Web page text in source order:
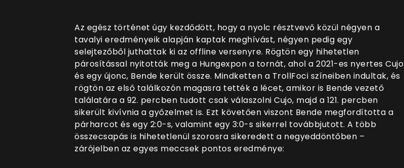
Az egész történet úgy kezdődött, hogy a nyolc résztvevő közül négyen a
tavalyi eredményeik alapján kaptak meghívást, négyen pedig egy
selejtezőből juthattak ki az offline versenyre. Rögtön egy hihetetlen
párosítással nyitották meg a Hungexpon a tornát, ahol a 2021-es nyertes Cujo
és egy újonc, Bende került össze. Mindketten a TrollFoci színeiben indultak, és
rögtön az első találkozón magasra tették a lécet, amikor is Bende vezető
találatára a 92. percben tudott csak válaszolni Cujo, majd a 121. percben
sikerült kivívnia a győzelmet is. Ezt követően viszont Bende megfordította a
párharcot és egy 2:0-s, valamint egy 3:0-s sikerrel továbbjutott. A több
összecsapás is hihetetlenül szorosra sikeredett a negyeddöntőben –
zárójelben az egyes meccsek pontos eredménye: